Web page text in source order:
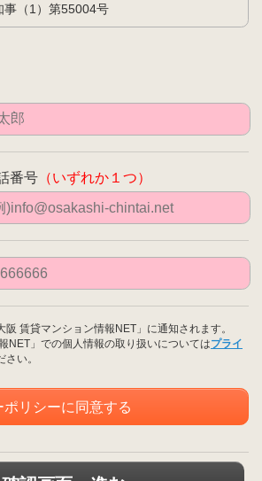
事（1）第55004号
番号 （いずれか１つ）
阪 賃貸マンション情報NET」に通知されます。
NET」での個人情報の取り扱いについてはプライ
さい。
ポリシーに同意する